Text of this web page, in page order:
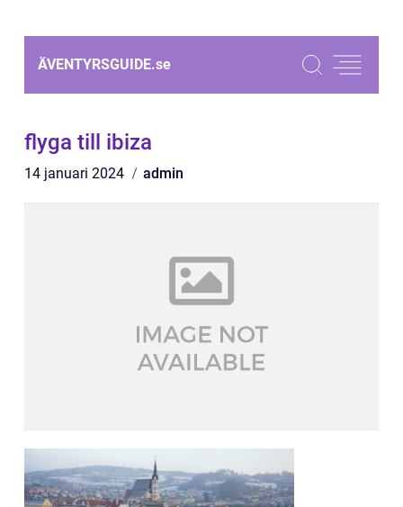
ÄVENTYRSGUIDE.se
flyga till ibiza
14 januari 2024 admin